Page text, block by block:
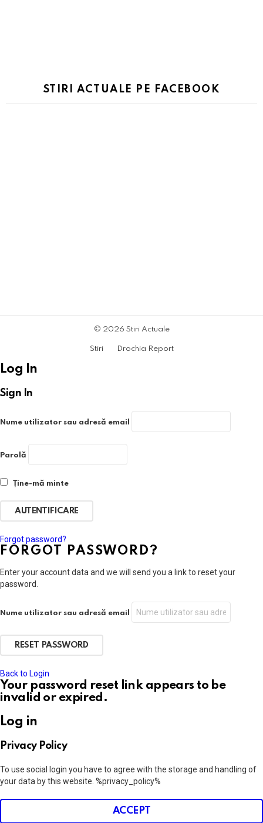
STIRI ACTUALE PE FACEBOOK
© 2026 Stiri Actuale
Stiri Drochia Report
Log In
Sign In
Nume utilizator sau adresă email
Parolă
Ține-mă minte
Forgot password?
FORGOT PASSWORD?
Enter your account data and we will send you a link to reset your
password.
Nume utilizator sau adresă email
Back to Login
Your password reset link appears to be
invalid or expired.
Log in
Privacy Policy
To use social login you have to agree with the storage and handling of
your data by this website. %privacy_policy%
ACCEPT